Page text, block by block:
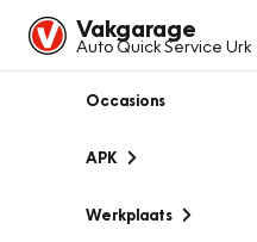
Vakgarage
Auto Quick Service Urk
Occasions
APK
Werkplaats